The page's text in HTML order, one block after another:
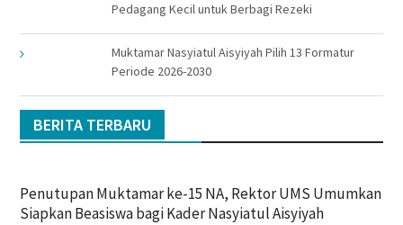
Pedagang Kecil untuk Berbagi Rezeki
Muktamar Nasyiatul Aisyiyah Pilih 13 Formatur
Periode 2026-2030
BERITA TERBARU
Penutupan Muktamar ke-15 NA, Rektor UMS Umumkan
Siapkan Beasiswa bagi Kader Nasyiatul Aisyiyah